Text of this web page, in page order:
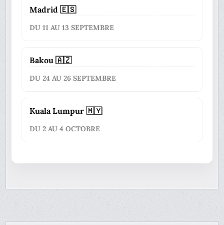
Madrid 🇪🇸
DU 11 AU 13 SEPTEMBRE
Bakou 🇦🇿
DU 24 AU 26 SEPTEMBRE
Kuala Lumpur 🇲🇾
DU 2 AU 4 OCTOBRE